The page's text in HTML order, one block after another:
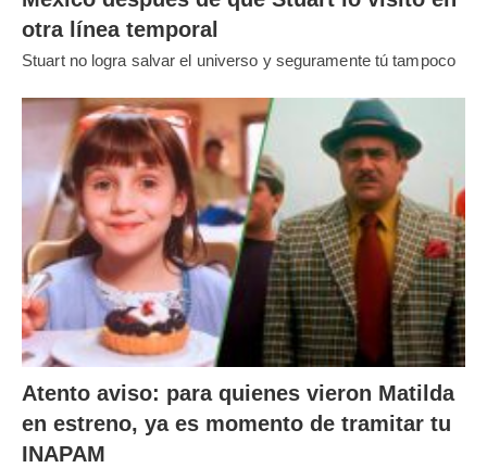
otra línea temporal
Stuart no logra salvar el universo y seguramente tú tampoco
Atento aviso: para quienes vieron Matilda
en estreno, ya es momento de tramitar tu
INAPAM